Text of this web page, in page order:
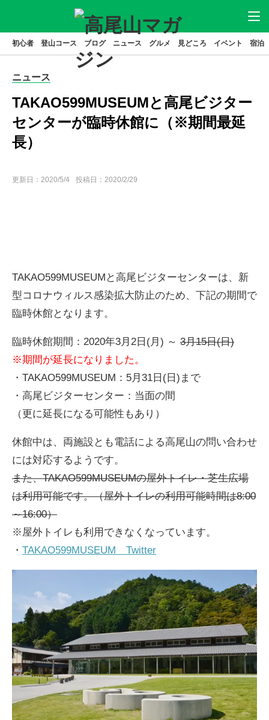
ニュース アクセス 駐車場
登山コース
イベント
初心者 登山コース ブログ ニュース グルメ 見どころ イベント 宿泊
ニュース
TAKAO599MUSEUMと高尾ビジター
センターが臨時休館に（※期間最延
長）
更新日： 2020/5/4 投稿日：2020/2/29
TAKAO599MUSEUMと高尾ビジターセンターは、新
型コロナウィルス感染拡大防止のため、下記の期間で
臨時休館となります。
臨時休館期間：2020年3月2日(月) ～ 3月15日(日)
※期間が延長になりました。
・TAKAO599MUSEUM：5月31日(日)まで
・高尾ビジターセンター：当面の間
（更に延長になる可能性もあり）
休館中は、両施設とも電話による高尾山の問い合わせ
には対応するようです。
また、TAKAO599MUSEUMの屋外トイレ・芝生広場
は利用可能です。（屋外トイレの利用可能時間は8:00
～16:00）
※屋外トイレも利用できなくなっています。
・ TAKAO599MUSEUM Twitter